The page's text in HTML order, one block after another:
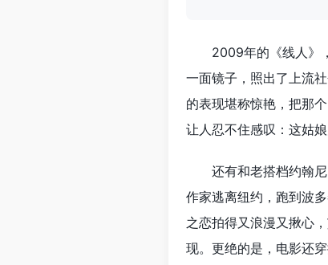
2009年的《线人》
一面镜子，照出了上流
的表现堪称惊艳，把那
让人忍不住感叹：这姑娘
还有和老搭档约翰
作家逃离纽约，跑到波
之恋拍得又浪漫又揪心
现。更绝的是，电影还